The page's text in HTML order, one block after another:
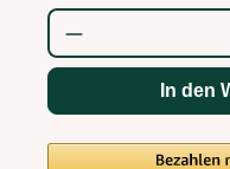
Produkt
In den